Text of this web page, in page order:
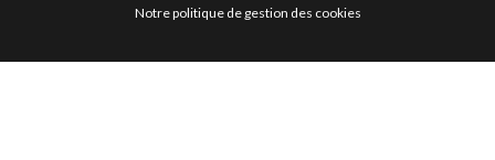
Notre politique de gestion des cookies